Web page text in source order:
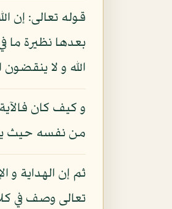
قوله تعالى: إن
بعدها نظيرة ما
الله و لا ينقضون
و كيف كان
من نفسه حيث
ثم إن الهداية و
تعالى وصف في